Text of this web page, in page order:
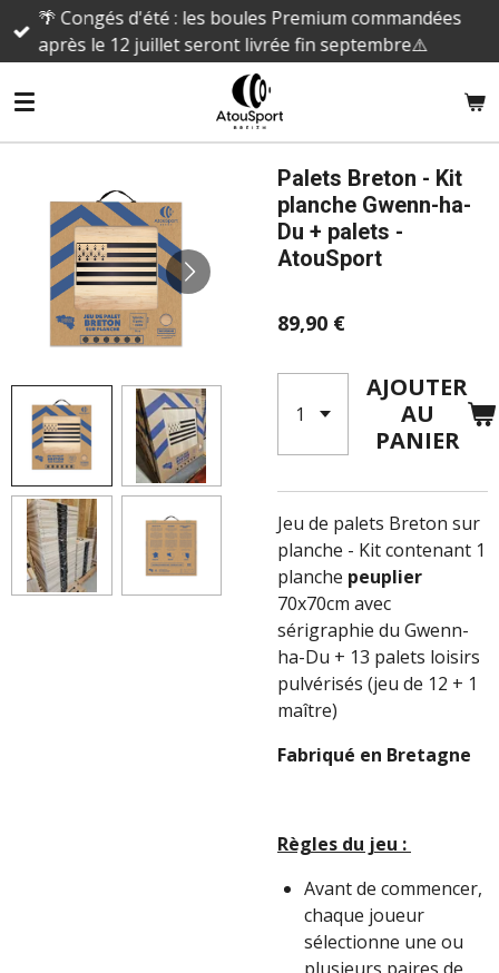
Passer
principal
🌴 Congés d'été : les boules Premium commandées
après le 12 juillet seront livrée fin septembre⚠️
Palets Breton - Kit
planche Gwenn-ha-
Du + palets -
AtouSport
89,90 €
AJOUTER
AU
PANIER
Jeu de palets Breton sur
planche - Kit contenant 1
planche peuplier
70x70cm avec
sérigraphie du Gwenn-
ha-Du + 13 palets loisirs
pulvérisés (jeu de 12 + 1
maître)
Fabriqué en Bretagne
Règles du jeu :
Avant de commencer,
chaque joueur
sélectionne une ou